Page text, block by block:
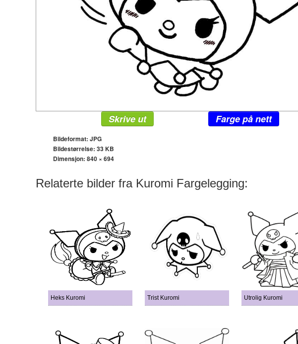
Skrive ut Farge på nett
Bildeformat: JPG
Bildestørrelse: 33 KB
Dimensjon: 840 × 694
Relaterte bilder fra Kuromi Fargelegging:
Heks Kuromi Trist Kuromi Utrolig Kuromi